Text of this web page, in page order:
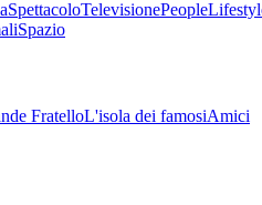
SpettacoloTelevisionePeople
Spazio
FratelloL'isola dei famosiAmici